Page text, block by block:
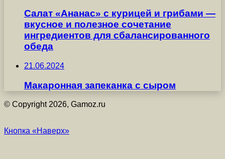
Салат «Ананас» с курицей и грибами —
вкусное и полезное сочетание
ингредиентов для сбалансированного
обеда
21.06.2024
Макаронная запеканка с сыром
© Copyright 2026, Gamoz.ru
Кнопка «Наверх»